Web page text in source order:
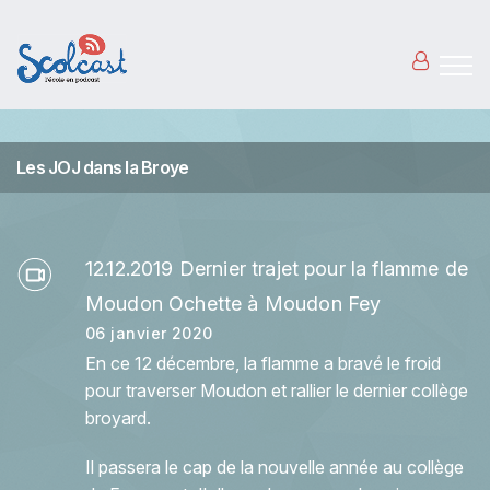
Les JOJ dans la Broye
12.12.2019 Dernier trajet pour la flamme de
Moudon Ochette à Moudon Fey
06 janvier 2020
En ce 12 décembre, la flamme a bravé le froid
pour traverser Moudon et rallier le dernier collège
broyard.
Il passera le cap de la nouvelle année au collège